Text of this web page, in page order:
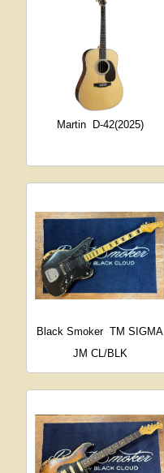
Martin D-42(2025)
Black Smoker TM SIGMA
JM CL/BLK